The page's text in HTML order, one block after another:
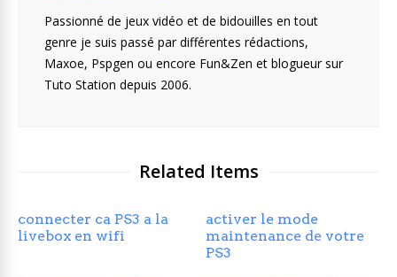
Passionné de jeux vidéo et de bidouilles en tout
genre je suis passé par différentes rédactions,
Maxoe, Pspgen ou encore Fun&Zen et blogueur sur
Tuto Station depuis 2006.
Related Items
connecter ca PS3 a la
livebox en wifi
activer le mode
maintenance de votre
PS3